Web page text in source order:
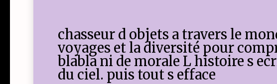
chasseur d objets a travers le
voyages et la diversité pour
blabla ni de morale L histoire s
du ciel. puis tout s efface